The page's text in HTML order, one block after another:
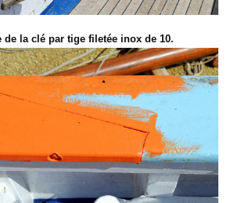
de la clé par tige filetée inox de 10.